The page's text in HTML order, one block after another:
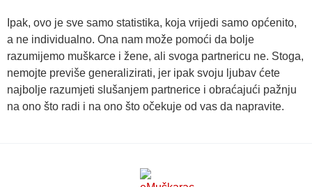
Ipak, ovo je sve samo statistika, koja vrijedi samo općenito,
a ne individualno. Ona nam može pomoći da bolje
razumijemo muškarce i žene, ali svoga partnericu ne. Stoga,
nemojte previše generalizirati, jer ipak svoju ljubav ćete
najbolje razumjeti slušanjem partnerice i obraćajući pažnju
na ono što radi i na ono što očekuje od vas da napravite.